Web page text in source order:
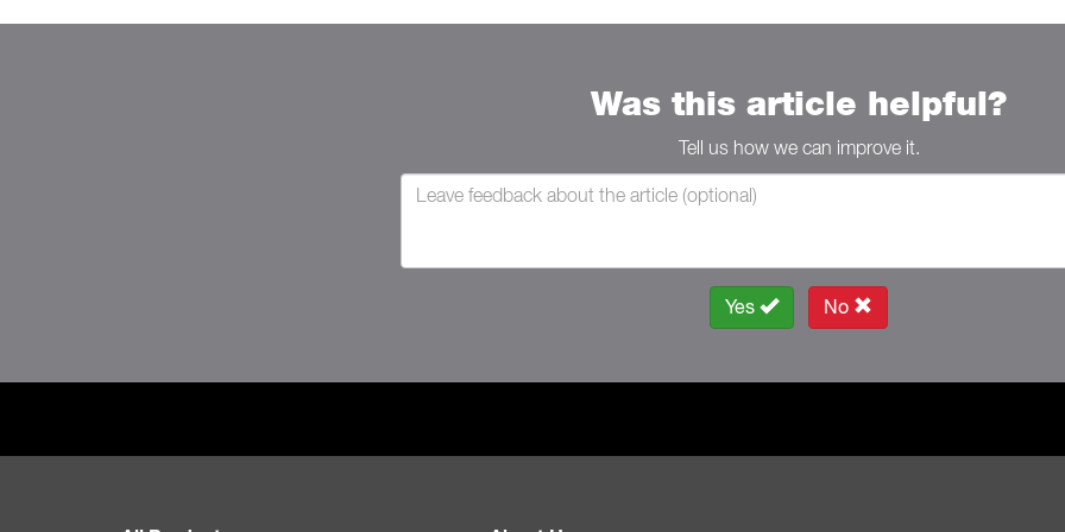
Was this article helpful?
Tell us how we can improve it.
Yes No